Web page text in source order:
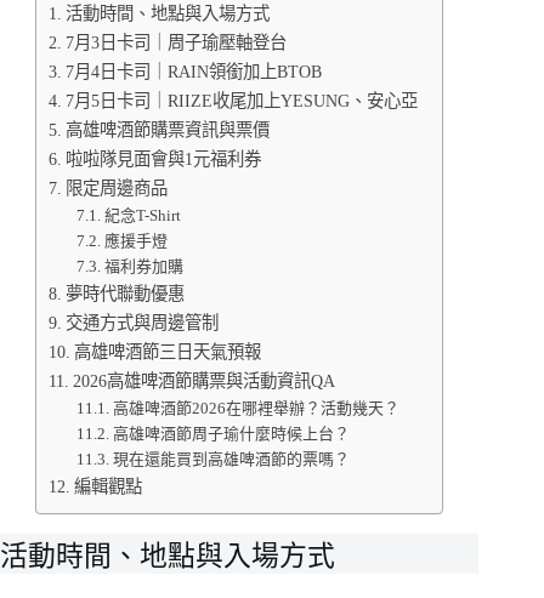
活動時間、地點與入場方式
7月3日卡司｜周子瑜壓軸登台
7月4日卡司｜RAIN領銜加上BTOB
7月5日卡司｜RIIZE收尾加上YESUNG、安心亞
高雄啤酒節購票資訊與票價
啦啦隊見面會與1元福利券
限定周邊商品
紀念T-Shirt
應援手燈
福利券加購
夢時代聯動優惠
交通方式與周邊管制
高雄啤酒節三日天氣預報
2026高雄啤酒節購票與活動資訊QA
高雄啤酒節2026在哪裡舉辦？活動幾天？
高雄啤酒節周子瑜什麼時候上台？
現在還能買到高雄啤酒節的票嗎？
編輯觀點
活動時間、地點與入場方式